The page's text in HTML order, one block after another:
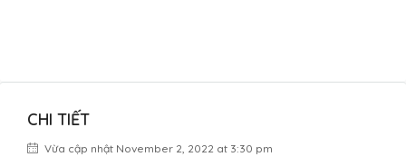
CHI TIẾT
Vừa cập nhật November 2, 2022 at 3:30 pm